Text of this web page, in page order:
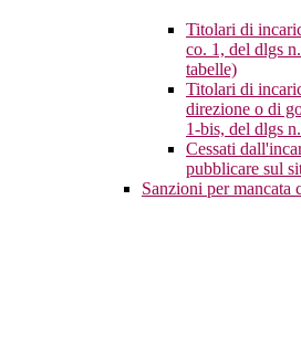
Titolari di
co. 1, del dlgs
tabelle)
Titolari di
direzione o di
1-bis, del dlgs
Cessati
pubblicare sul
Sanzioni per mancata